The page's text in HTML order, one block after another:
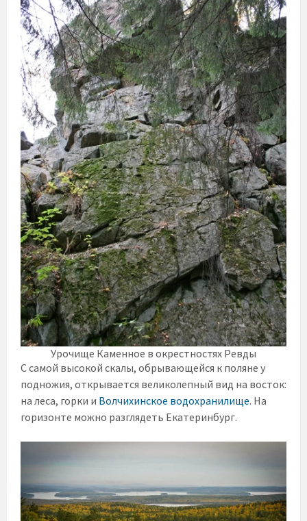
Урочище Каменное в окрестностях Ревды
С самой высокой скалы, обрывающейся к поляне у
подножия, открывается великолепный вид на восток:
на леса, горки и Волчихинское водохранилище. На
горизонте можно разглядеть Екатеринбург.